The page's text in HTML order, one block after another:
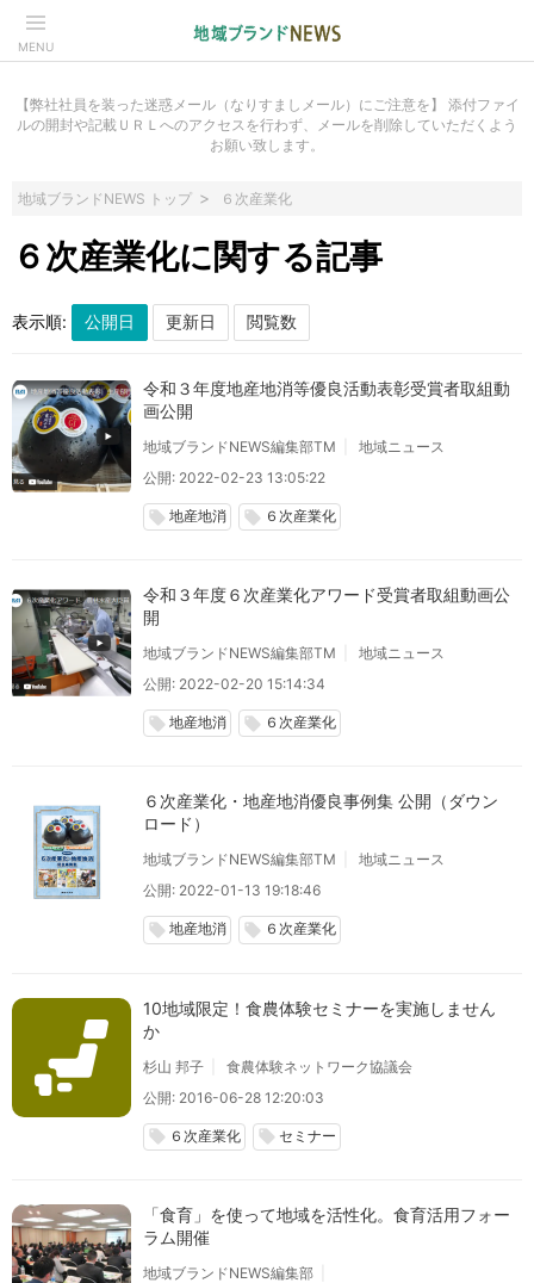
MENU
【弊社社員を装った迷惑メール（なりすましメール）にご注意を】 添付ファイ
ルの開封や記載ＵＲＬへのアクセスを行わず、メールを削除していただくよう
お願い致します。
地域ブランドNEWS トップ ６次産業化
６次産業化に関する記事
表示順:
令和３年度地産地消等優良活動表彰受賞者取組動
画公開
地域ブランドNEWS編集部TM
地域ニュース
公開: 2022-02-23 13:05:22
local_offer 地産地消 local_offer ６次産業化
令和３年度６次産業化アワード受賞者取組動画公
開
地域ブランドNEWS編集部TM
地域ニュース
公開: 2022-02-20 15:14:34
local_offer 地産地消 local_offer ６次産業化
６次産業化・地産地消優良事例集 公開（ダウン
ロード）
地域ブランドNEWS編集部TM
地域ニュース
公開: 2022-01-13 19:18:46
local_offer 地産地消 local_offer ６次産業化
10地域限定！食農体験セミナーを実施しません
か
杉山 邦子
食農体験ネットワーク協議会
公開: 2016-06-28 12:20:03
local_offer ６次産業化 local_offer セミナー
「食育」を使って地域を活性化。食育活用フォー
ラム開催
地域ブランドNEWS編集部